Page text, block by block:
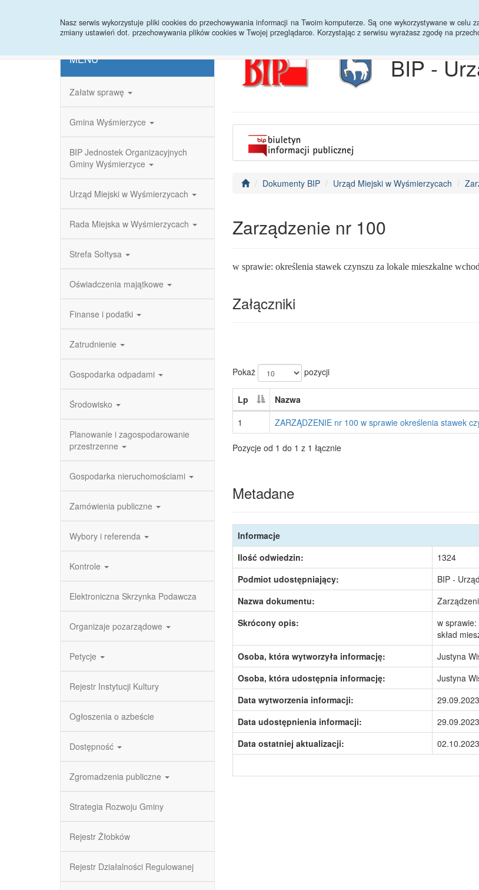
Nasz serwis wykorzystuje pliki cookies do przechowywania informacji na Twoim komputerze. Są one wykorzystywane w celu
zmiany ustawień dot. przechowywania plików cookies w Twojej przeglądarce. Korzystając z serwisu wyrażasz zgodę na
MENU
Załatw sprawę
Gmina Wyśmierzyce
BIP Jednostek Organizacyjnych
Gminy Wyśmierzyce
Urząd Miejski w Wyśmierzycach
Rada Miejska w Wyśmierzycach
Strefa Sołtysa
Oświadczenia majątkowe
Finanse i podatki
Zatrudnienie
Gospodarka odpadami
Środowisko
Planowanie i zagospodarowanie
przestrzenne
Gospodarka nieruchomościami
Zamówienia publiczne
Wybory i referenda
Kontrole
Elektroniczna Skrzynka Podawcza
Organizaje pozarządowe
Petycje
Rejestr Instytucji Kultury
Ogłoszenia o azbeście
Dostępność
Zgromadzenia publiczne
Strategia Rozwoju Gminy
Rejestr Żłobków
Rejestr Działalności Regulowanej
BIP -
Dokumenty BIP Urząd Miejski w Wyśmierzycach
Zarządzenie nr 100
w sprawie: określenia stawek czynszu za lokale mieszkalne
Załączniki
Pokaż pozycji
Lp Nazwa
1
ZARZĄDZENIE nr 100 w sprawie określenia stawek
Pozycje od 1 do 1 z 1 łącznie
Metadane
Informacje
Ilość odwiedzin:
1324
Podmiot udostępniający:
BIP -
Nazwa dokumentu:
Skrócony opis:
w
skład
Osoba, która wytworzyła informację:
Justyna
Osoba, która udostępnia informację:
Justyna
Data wytworzenia informacji:
29.09.2023
Data udostępnienia informacji:
Data ostatniej aktualizacji: